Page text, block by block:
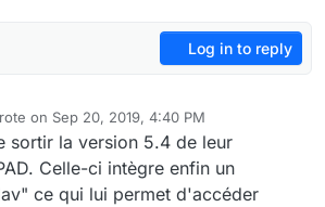
Log in to reply
on Sep 20, 2019, 4:40 PM
edited by
sortir la version 5.4 de leur
Celle-ci intègre enfin un
ce qui lui permet d'accéder